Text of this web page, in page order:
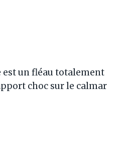
un fléau totalement
choc sur le calmar